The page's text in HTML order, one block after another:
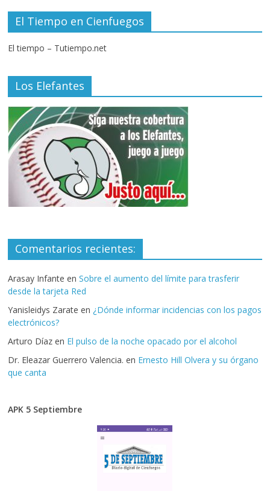
El Tiempo en Cienfuegos
El tiempo – Tutiempo.net
Los Elefantes
Comentarios recientes:
Arasay Infante enSobre el aumento del límite para trasferir
desde la tarjeta Red
Yanisleidys Zarate en ¿Dónde informar incidencias con los pagos
electrónicos?
Arturo Díaz en El pulso de la noche opacado por el alcohol
Dr. Eleazar Guerrero Valencia. en Ernesto Hill Olvera y su órgano
que canta
APK 5 Septiembre